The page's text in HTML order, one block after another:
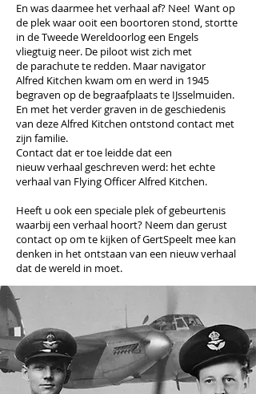
En was daarmee het verhaal af? Nee! Want op
de plek waar ooit een boortoren stond, stortte
in de Tweede Wereldoorlog een Engels
vliegtuig neer. De piloot wist zich met
de parachute te redden. Maar navigator
Alfred Kitchen kwam om en werd in 1945
begraven op de begraafplaats te IJsselmuiden.
En met het verder graven in de geschiedenis
van deze Alfred Kitchen ontstond contact met
zijn familie.
Contact dat er toe leidde dat een
nieuw verhaal geschreven werd: het echte
verhaal van Flying Officer Alfred Kitchen.
Heeft u ook een speciale plek of gebeurtenis
waarbij een verhaal hoort? Neem dan gerust
contact op om te kijken of GertSpeelt mee kan
denken in het ontstaan van een nieuw verhaal
dat de wereld in moet.